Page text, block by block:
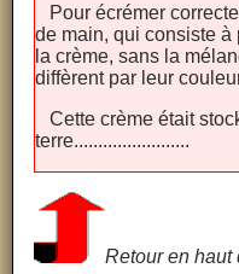
Pour écrémer
de main, qui consiste
la crème, sans la
diffèrent par leur
Cette crème était
terre........................
Retour en haut